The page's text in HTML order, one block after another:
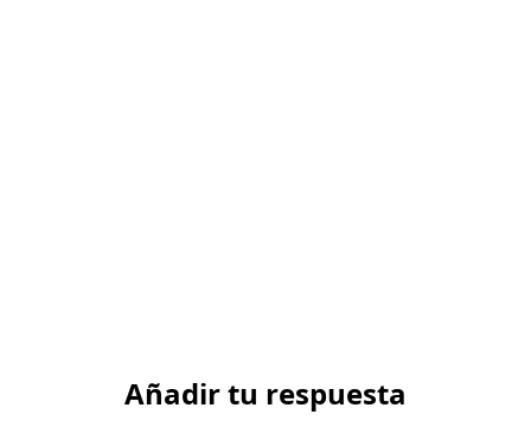
Añadir tu respuesta